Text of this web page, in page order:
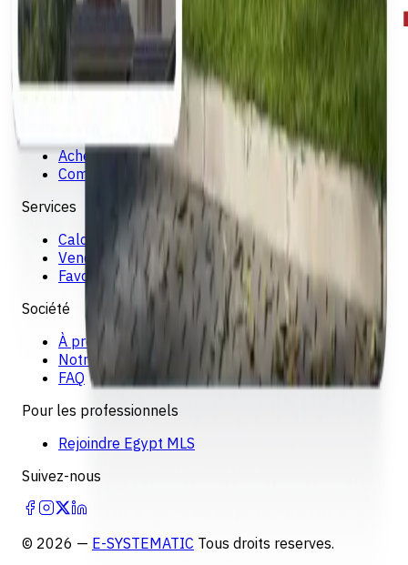
La Plateforme Immobiliere Officielle d'Egypte. Trouvez
des biens verifies a travers l'Egypte sur The Official
Egyptian Real Estate Platform
Acheter un bien
Comparer les biens
Services
Calculateur hypothécaire
Vendre un bien
Favoris
Société
À propos d'EREP
Notre fondateur
FAQ
Pour les professionnels
Rejoindre Egypt MLS
Suivez-nous
© 2026 — E-SYSTEMATIC Tous droits reserves.